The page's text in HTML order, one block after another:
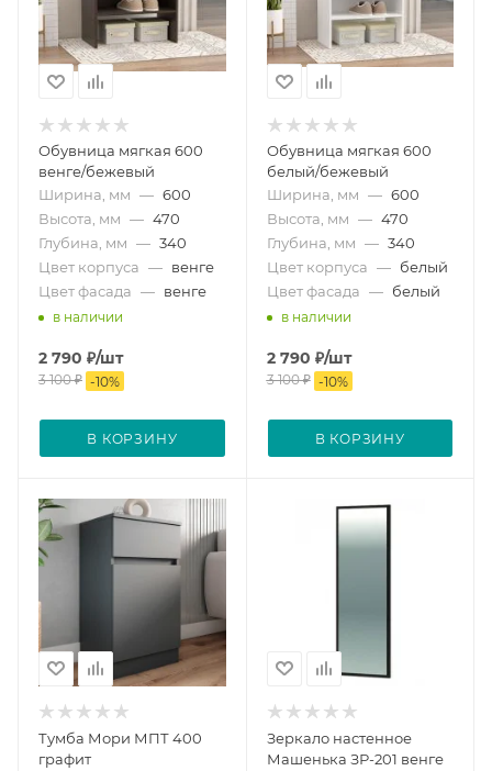
Обувница мягкая 600
венге/бежевый
Ширина, мм — 600
Высота, мм — 470
Глубина, мм — 340
Цвет корпуса — венге
Цвет фасада — венге
в наличии
2 790 ₽/шт
3 100₽ -10%
В КОРЗИНУ
Обувница мягкая 600
белый/бежевый
Ширина, мм — 600
Высота, мм — 470
Глубина, мм — 340
Цвет корпуса — белый
Цвет фасада — белый
в наличии
2 790 ₽/шт
3 100₽ -10%
В КОРЗИНУ
Тумба Мори МПТ 400
графит
Зеркало настенное
Машенька ЗР-201 венге